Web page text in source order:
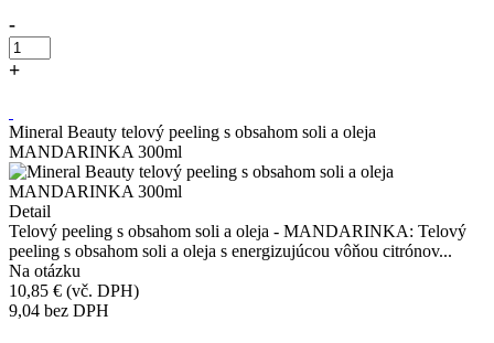
-
+
Mineral Beauty telový peeling s obsahom soli a oleja
MANDARINKA 300ml
Detail
Telový peeling s obsahom soli a oleja - MANDARINKA: Telový
peeling s obsahom soli a oleja s energizujúcou vôňou citrónov...
Na otázku
10,85 € (vč. DPH)
9,04 bez DPH